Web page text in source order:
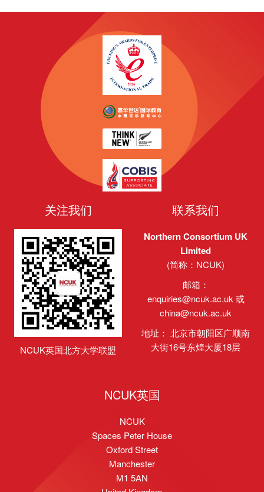
篇
章:
关注我们
NCUK英国北方大学联盟
联系我们
Northern Consortium UK
Limited
(简称：NCUK)
邮箱：
enquiries@ncuk.ac.uk或
china@ncuk.ac.uk
地址： 北京市朝阳区广顺南
大街16号东煌大厦18层
NCUK英国
NCUK
Spaces Peter House
Oxford Street
Manchester
M1 5AN